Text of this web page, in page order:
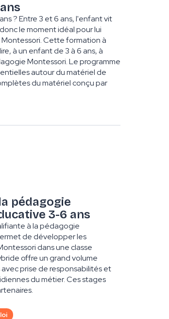
? Entre 3 et 6 ans, l'enfant vit
le moment idéal pour lui
Cette formation à
à un enfant de 3 à 6 ans, à
Montessori. Le programme
autour du matériel de
du matériel conçu par
pédagogie
3-6 ans
à la pédagogie
de développer les
dans une classe
offre un grand volume
prise de responsabilités et
du métier. Ces stages